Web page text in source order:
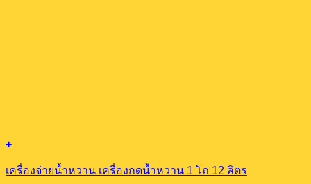
+
เครื่องจ่ายน้ำหวาน เครื่องกดน้ำหวาน 1 โถ 12 ลิตร